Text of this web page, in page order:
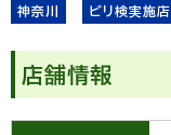
神奈川 ビリ検実施店
店舗情報